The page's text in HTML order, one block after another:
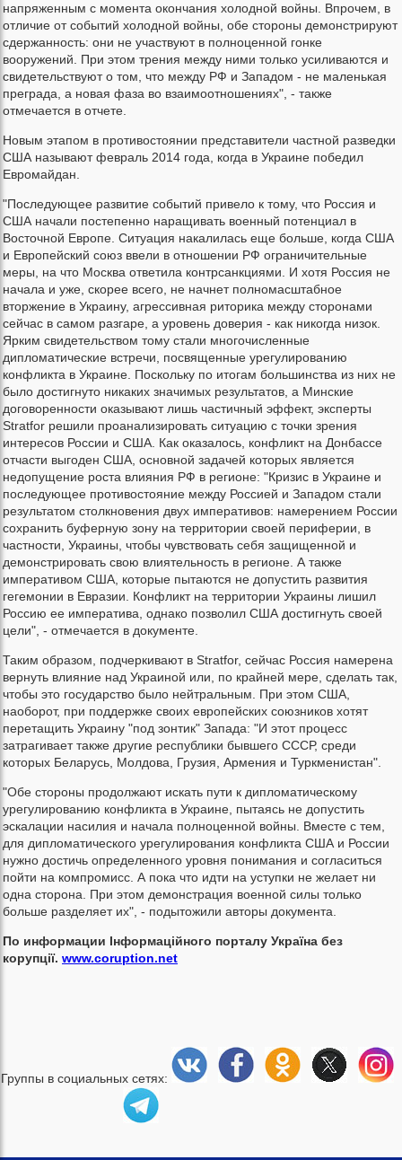
напряженным с момента окончания холодной войны. Впрочем, в
отличие от событий холодной войны, обе стороны демонстрируют
сдержанность: они не участвуют в полноценной гонке
вооружений. При этом трения между ними только усиливаются и
свидетельствуют о том, что между РФ и Западом - не маленькая
преграда, а новая фаза во взаимоотношениях", - также
отмечается в отчете.
Новым этапом в противостоянии представители частной разведки
США называют февраль 2014 года, когда в Украине победил
Евромайдан.
"Последующее развитие событий привело к тому, что Россия и
США начали постепенно наращивать военный потенциал в
Восточной Европе. Ситуация накалилась еще больше, когда США
и Европейский союз ввели в отношении РФ ограничительные
меры, на что Москва ответила контрсанкциями. И хотя Россия не
начала и уже, скорее всего, не начнет полномасштабное
вторжение в Украину, агрессивная риторика между сторонами
сейчас в самом разгаре, а уровень доверия - как никогда низок.
Ярким свидетельством тому стали многочисленные
дипломатические встречи, посвященные урегулированию
конфликта в Украине. Поскольку по итогам большинства из них не
было достигнуто никаких значимых результатов, а Минские
договоренности оказывают лишь частичный эффект, эксперты
Stratfor решили проанализировать ситуацию с точки зрения
интересов России и США. Как оказалось, конфликт на Донбассе
отчасти выгоден США, основной задачей которых является
недопущение роста влияния РФ в регионе: "Кризис в Украине и
последующее противостояние между Россией и Западом стали
результатом столкновения двух императивов: намерением России
сохранить буферную зону на территории своей периферии, в
частности, Украины, чтобы чувствовать себя защищенной и
демонстрировать свою влиятельность в регионе. А также
императивом США, которые пытаются не допустить развития
гегемонии в Евразии. Конфликт на территории Украины лишил
Россию ее императива, однако позволил США достигнуть своей
цели", - отмечается в документе.
Таким образом, подчеркивают в Stratfor, сейчас Россия намерена
вернуть влияние над Украиной или, по крайней мере, сделать так,
чтобы это государство было нейтральным. При этом США,
наоборот, при поддержке своих европейских союзников хотят
перетащить Украину "под зонтик" Запада: "И этот процесс
затрагивает также другие республики бывшего СССР, среди
которых Беларусь, Молдова, Грузия, Армения и Туркменистан".
"Обе стороны продолжают искать пути к дипломатическому
урегулированию конфликта в Украине, пытаясь не допустить
эскалации насилия и начала полноценной войны. Вместе с тем,
для дипломатического урегулирования конфликта США и России
нужно достичь определенного уровня понимания и согласиться
пойти на компромисс. А пока что идти на уступки не желает ни
одна сторона. При этом демонстрация военной силы только
больше разделяет их", - подытожили авторы документа.
По информации Інформаційного порталу Україна без
корупції. www.coruption.net
Группы в социальных сетях: